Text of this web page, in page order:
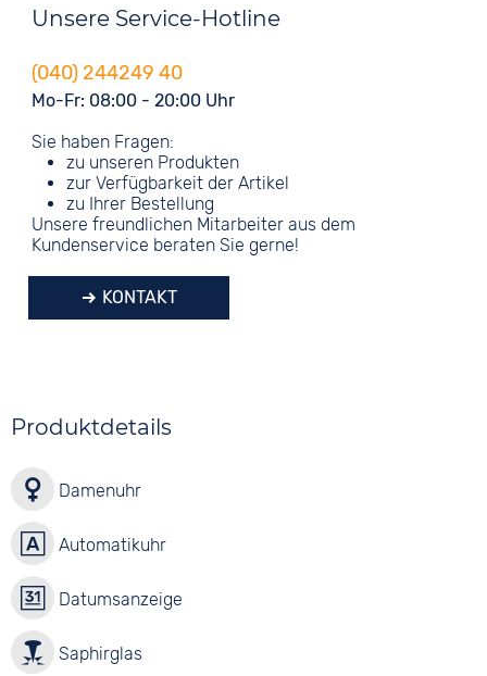
Unsere Service-Hotline
(040) 244249 40
Mo-Fr: 08:00 - 20:00 Uhr
Sie haben Fragen:
zu unseren Produkten
zur Verfügbarkeit der Artikel
zu Ihrer Bestellung
Unsere freundlichen Mitarbeiter aus dem
Kundenservice beraten Sie gerne!
KONTAKT
Produktdetails
Damenuhr
Automatikuhr
Datumsanzeige
Saphirglas